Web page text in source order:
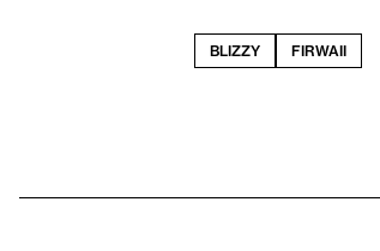
BLIZZY FIRWAII